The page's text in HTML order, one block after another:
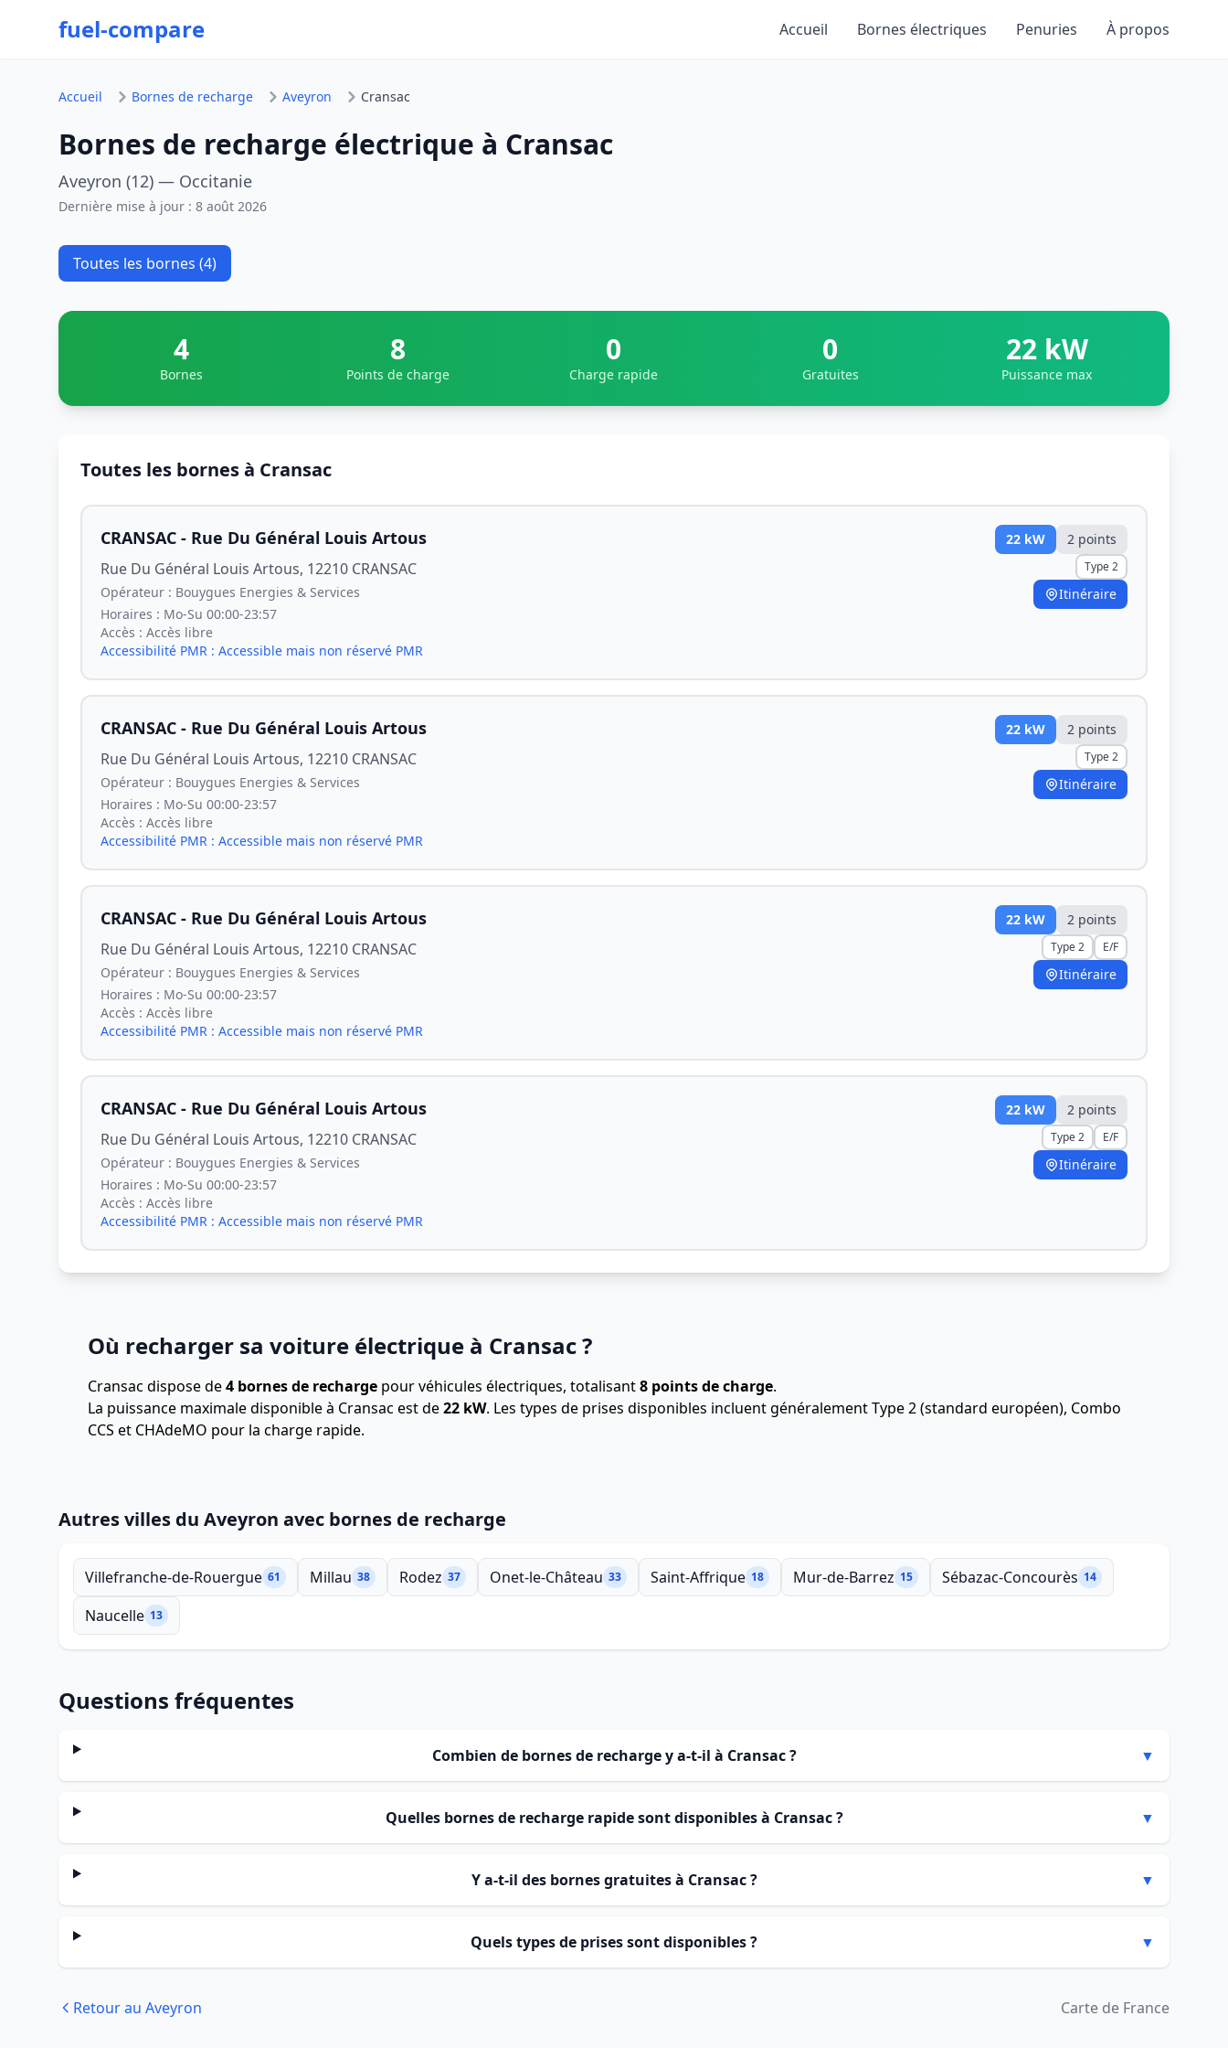
fuel-compare Accueil Bornes électriques Penuries À propos
Accueil Bornes de recharge Aveyron Cransac
Bornes de recharge électrique à Cransac
Aveyron (12) — Occitanie
Dernière mise à jour : 8 août 2026
Toutes les bornes (4)
4
Bornes
8
Points de charge
0
Charge rapide
0
Gratuites
22 kW
Puissance max
Toutes les bornes à Cransac
CRANSAC - Rue Du Général Louis Artous
Rue Du Général Louis Artous, 12210 CRANSAC
Opérateur : Bouygues Energies & Services
Horaires : Mo-Su 00:00-23:57
Accès : Accès libre
Accessibilité PMR : Accessible mais non réservé PMR
22 kW 2 points
Type 2
Itinéraire
CRANSAC - Rue Du Général Louis Artous
Rue Du Général Louis Artous, 12210 CRANSAC
Opérateur : Bouygues Energies & Services
Horaires : Mo-Su 00:00-23:57
Accès : Accès libre
Accessibilité PMR : Accessible mais non réservé PMR
22 kW 2 points
Type 2
Itinéraire
CRANSAC - Rue Du Général Louis Artous
Rue Du Général Louis Artous, 12210 CRANSAC
Opérateur : Bouygues Energies & Services
Horaires : Mo-Su 00:00-23:57
Accès : Accès libre
Accessibilité PMR : Accessible mais non réservé PMR
22 kW 2 points
Type 2 E/F
Itinéraire
CRANSAC - Rue Du Général Louis Artous
Rue Du Général Louis Artous, 12210 CRANSAC
Opérateur : Bouygues Energies & Services
Horaires : Mo-Su 00:00-23:57
Accès : Accès libre
Accessibilité PMR : Accessible mais non réservé PMR
22 kW 2 points
Type 2 E/F
Itinéraire
Où recharger sa voiture électrique à Cransac ?
Cransac dispose de4 bornes de recharge pour véhicules électriques, totalisant8 points de charge.
La puissance maximale disponible à Cransac est de22 kW. Les types de prises disponibles incluent généralement Type 2 (standard européen), Combo
CCS et CHAdeMO pour la charge rapide.
Autres villes du Aveyron avec bornes de recharge
Villefranche-de-Rouergue 61 Millau 38 Rodez 37 Onet-le-Château 33 Saint-Affrique 18 Mur-de-Barrez 15 Sébazac-Concourès 14
Naucelle 13
Questions fréquentes
Combien de bornes de recharge y a-t-il à Cransac ? ▼
Quelles bornes de recharge rapide sont disponibles à Cransac ? ▼
Y a-t-il des bornes gratuites à Cransac ? ▼
Quels types de prises sont disponibles ? ▼
Retour au Aveyron Carte de France